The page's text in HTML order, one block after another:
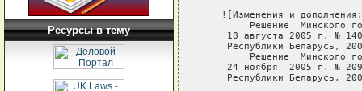
Ресурсы в тему
      ![Изменения и дополнения:
Решение  Минского
18 августа 2005 г. №
Республики Беларусь,
Решение  Минского
24 ноября  2005 г. №
Республики Беларусь,